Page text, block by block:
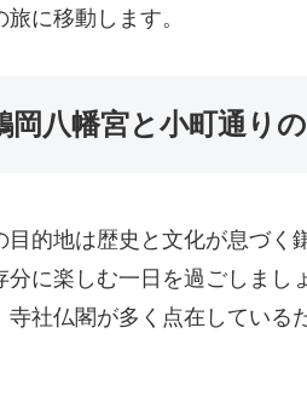
に移動します。
八幡宮と小町通り
的地は歴史と文化が息づく
に楽しむ一日を過ごしまし
社仏閣が多く点在している